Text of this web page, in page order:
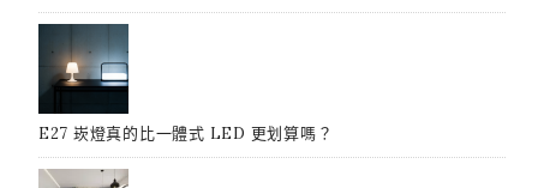
E27 崁燈真的比一體式 LED 更划算嗎？